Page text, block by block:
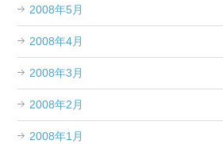
2008年5月
2008年4月
2008年3月
2008年2月
2008年1月